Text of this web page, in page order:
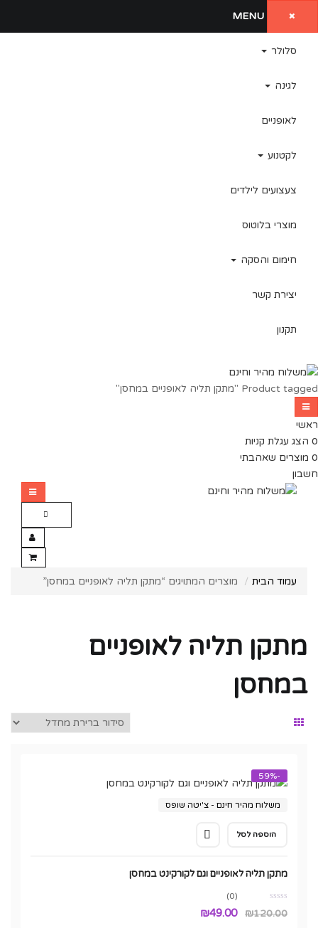
MENU
סלולר
לגינה
לאופניים
לקטנוע
צעצועים לילדים
מוצרי בלוטוס
חימום והסקה
יצירת קשר
תקנון
Product tagged "מתקן תליה לאופניים במחסן"
ראשי
0 הצג עגלת קניות
0 מוצרים שאהבתי
חשבון
עמוד הבית מוצרים המתויגים “מתקן תליה לאופניים במחסן”
מתקן תליה לאופניים
במחסן
-59%
משלוח מהיר חינם - צ'יטה שופס
הוספה לסל
מתקן תליה לאופניים וגם לקורקינט במחסן
(0)
₪120.00
המחיר₪49.00